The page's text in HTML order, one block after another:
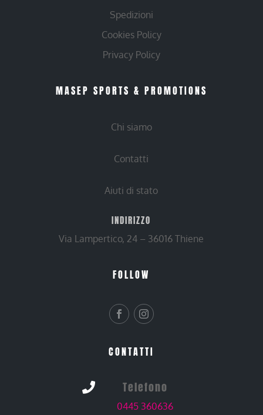
Spedizioni
Cookies Policy
Privacy Policy
MASEP SPORTS & PROMOTIONS
Chi siamo
Contatti
Aiuti di stato
INDIRIZZO
Via Lampertico, 24 – 36016 Thiene
FOLLOW
CONTATTI
 Telefono
0445 360636